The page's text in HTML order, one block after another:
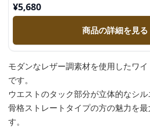
¥5,680
商品の詳細を見る
モダンなレザー調素材を使用したワ
です。
ウエストのタック部分が立体的なシル
骨格ストレートタイプの方の魅力を最
す。